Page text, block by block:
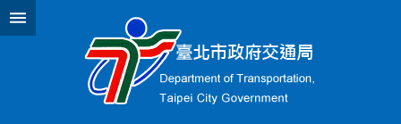
跳到主要內容區塊